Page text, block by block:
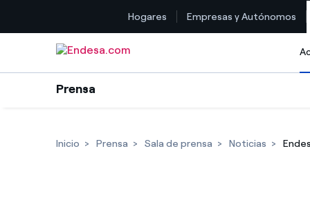
Hogares Empresas y Autónomos
Prensa
Inicio Prensa Sala de prensa Noticias